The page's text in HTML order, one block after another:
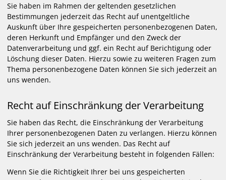
Sie haben im Rahmen der geltenden gesetzlichen
Bestimmungen jederzeit das Recht auf unentgeltliche
Auskunft über Ihre gespeicherten personenbezogenen Daten,
deren Herkunft und Empfänger und den Zweck der
Datenverarbeitung und ggf. ein Recht auf Berichtigung oder
Löschung dieser Daten. Hierzu sowie zu weiteren Fragen zum
Thema personenbezogene Daten können Sie sich jederzeit an
uns wenden.
Recht auf Einschränkung der Verarbeitung
Sie haben das Recht, die Einschränkung der Verarbeitung
Ihrer personenbezogenen Daten zu verlangen. Hierzu können
Sie sich jederzeit an uns wenden. Das Recht auf
Einschränkung der Verarbeitung besteht in folgenden Fällen:
Wenn Sie die Richtigkeit Ihrer bei uns gespeicherten